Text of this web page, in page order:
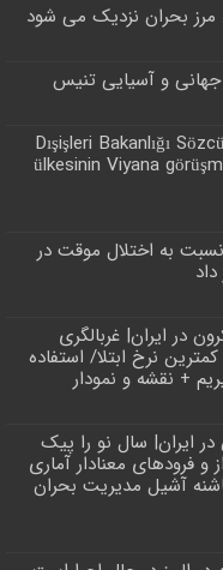
مرز بحران نزدیک می شود
Dışişleri Bakanlığı
ülkesinin Viyana
به اختلال موقت در
در ایران| غربالگری
نرخ ابتلا/ استفاده
+ نقشه و نمودار
در ایران| سال نو را پیک
و فرودهای معنادار آماری
آشیل مدیریت بحران